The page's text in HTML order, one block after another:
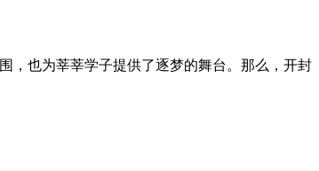
，也为莘莘学子提供了逐梦的舞台。那么，开封